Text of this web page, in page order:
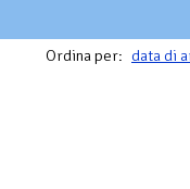
Ordina per: data di